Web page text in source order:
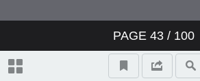
PAGE 43/ 100